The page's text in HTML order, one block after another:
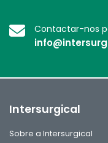
Contactar-nos
Intersurgical
Sobre a Intersurgical